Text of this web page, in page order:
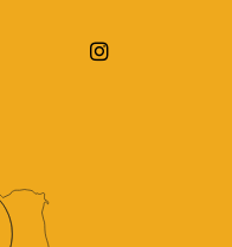
Facebook profile
Romagna
Monasteri Emilia-
visit